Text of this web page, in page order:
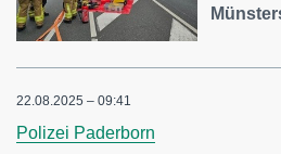
22.08.2025 – 09:41
Polizei Paderborn